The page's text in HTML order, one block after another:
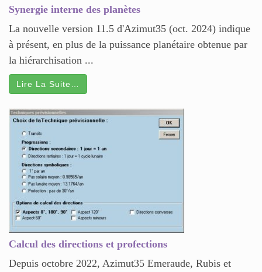
Synergie interne des planètes
La nouvelle version 11.5 d'Azimut35 (oct. 2024) indique
à présent, en plus de la puissance planétaire obtenue par
la hiérarchisation ...
Lire La Suite…
Calcul des directions et profections
Depuis octobre 2022, Azimut35 Emeraude, Rubis et